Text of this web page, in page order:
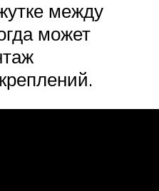
между
может